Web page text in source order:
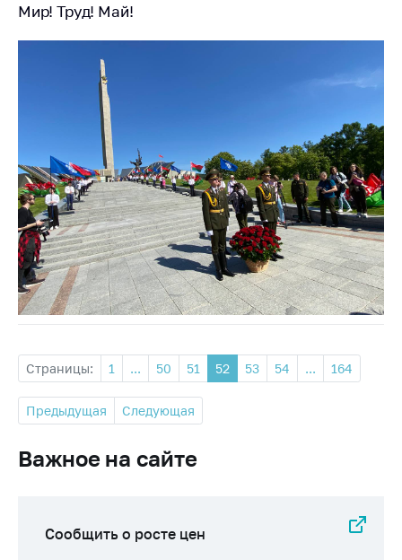
Мир! Труд! Май!
Страницы: 1 ... 50 51 52 53 54 ... 164
Предыдущая Следующая
Важное на сайте
Сообщить о росте цен